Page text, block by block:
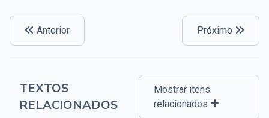
Anterior Próximo
TEXTOS
RELACIONADOS
Mostrar itens
relacionados